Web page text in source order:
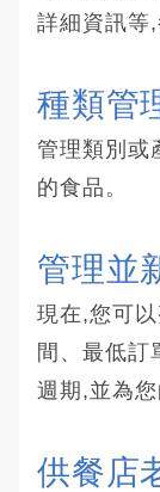
詳細資訊等,
種類管
管理類別或
的食品。
管理並
現在,您可
間、最低訂
週期,並為您
供餐店